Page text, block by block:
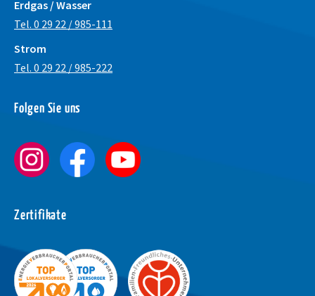
Erdgas / Wasser
Tel. 0 29 22 / 985-111
Strom
Tel. 0 29 22 / 985-222
Folgen Sie uns
Zertifikate